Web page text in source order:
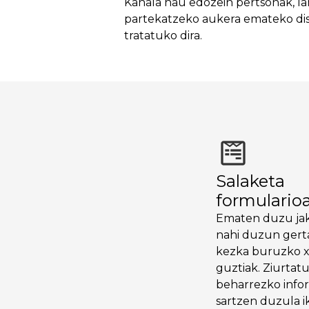
partekatzeko aukera emateko
tratatuko dira.
Salaketa
Ematen duzu
nahi duzun
kezka buruzko
guztiak. Ziurtatu
beharrezko
sartzen duzula